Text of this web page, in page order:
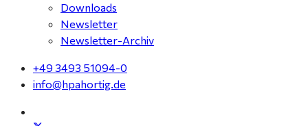
Downloads
Newsletter
Newsletter-Archiv
+49 3493 51094-0
info@hpahortig.de